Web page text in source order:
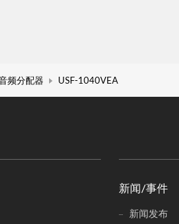
频分配器 USF-1040VEA
新闻/事件
新闻发布